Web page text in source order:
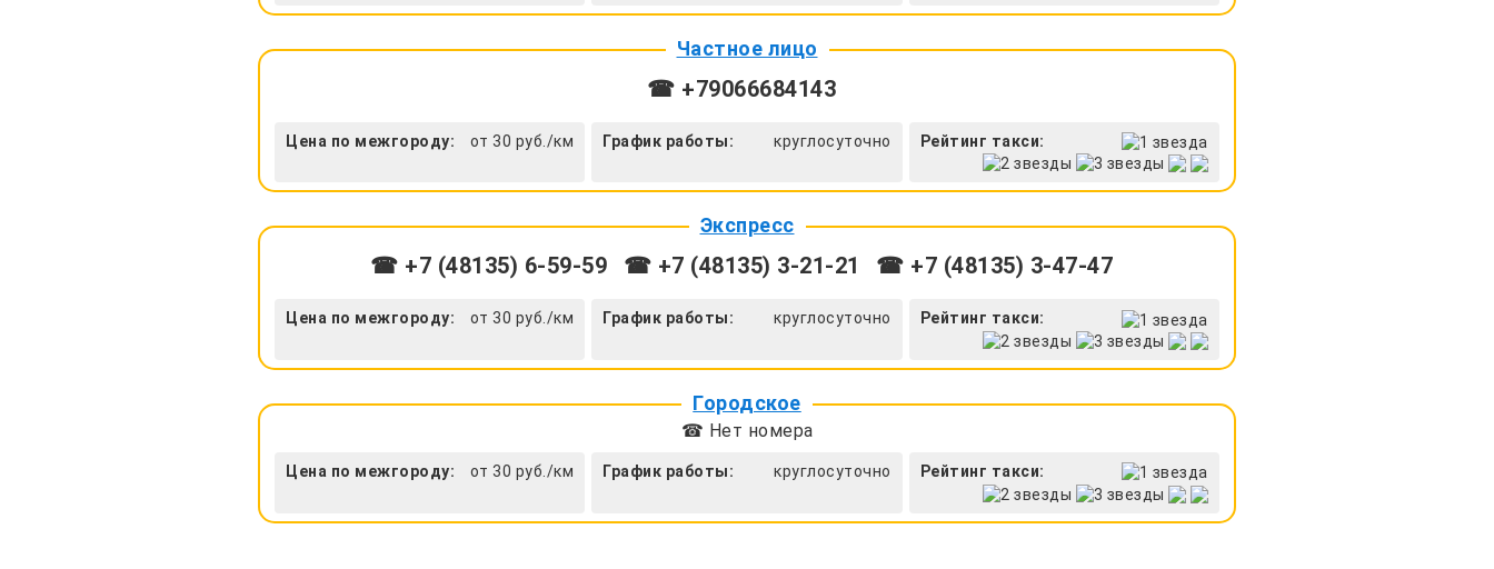
Частное лицо
☎ +79066684143
Цена по межгороду: от 30 руб./км График работы: круглосуточно Рейтинг такси:
Экспресс
☎ +7 (48135) 6-59-59 ☎ +7 (48135) 3-21-21 ☎ +7 (48135) 3-47-47
Цена по межгороду: от 30 руб./км График работы: круглосуточно Рейтинг такси:
Городское
☎ Нет номера
Цена по межгороду: от 30 руб./км График работы: круглосуточно Рейтинг такси: